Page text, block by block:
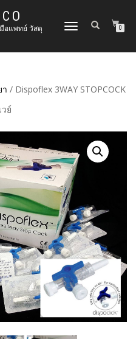
งมือแพทย์ วัสดุ
TOGGLE
0
/ Dispoflex 3WAY STOPCOCK
วย์